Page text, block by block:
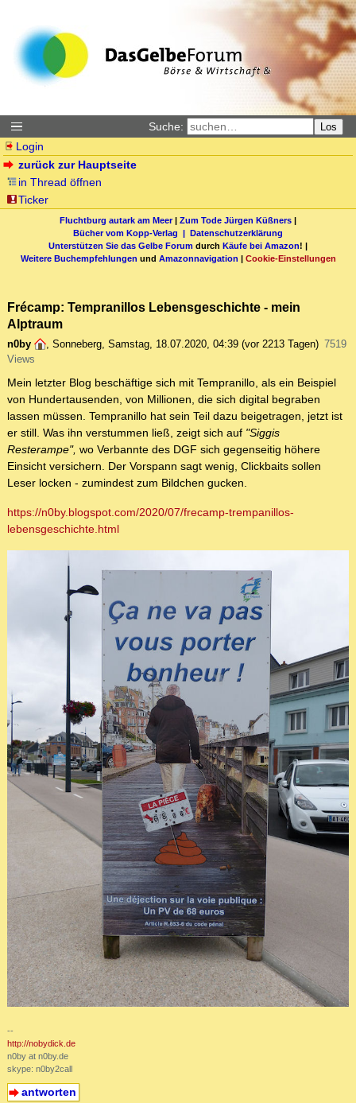
Suche: Los
Login
zurück zur Hauptseite
in Thread öffnen
Ticker
Fluchtburg autark am Meer| Zum Tode Jürgen Küßners |
Bücher vom Kopp-Verlag | Datenschutzerklärung
Unterstützen Sie das Gelbe Forum durch Käufe bei Amazon! |
Weitere Buchempfehlungen und Amazonnavigation | Cookie-Einstellungen
Frécamp: Tempranillos Lebensgeschichte - mein
Alptraum
n0by , Sonneberg, Samstag, 18.07.2020, 04:39 (vor 2213 Tagen) 7519
Views
Mein letzter Blog beschäftige sich mit Tempranillo, als ein Beispiel
von Hundertausenden, von Millionen, die sich digital begraben
lassen müssen. Tempranillo hat sein Teil dazu beigetragen, jetzt ist
er still. Was ihn verstummen ließ, zeigt sich auf "Siggis
Resterampe", wo Verbannte des DGF sich gegenseitig höhere
Einsicht versichern. Der Vorspann sagt wenig, Clickbaits sollen
Leser locken - zumindest zum Bildchen gucken.
https://n0by.blogspot.com/2020/07/frecamp-trempanillos-
lebensgeschichte.html
--
http://nobydick.de
n0by at n0by.de
skype: n0by2call
antworten